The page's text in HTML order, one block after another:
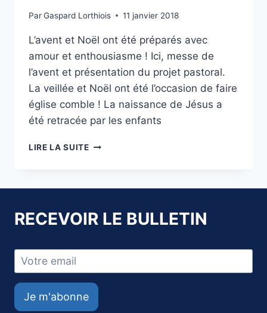
ParGaspard Lorthiois 11 janvier 2018
L’avent et Noël ont été préparés avec
amour et enthousiasme ! Ici, messe de
l’avent et présentation du projet pastoral.
La veillée et Noël ont été l’occasion de faire
église comble ! La naissance de Jésus a
été retracée par les enfants
LIRE LA SUITERETOUR
À
RECEVOIR LE BULLETIN
Je m'abonne